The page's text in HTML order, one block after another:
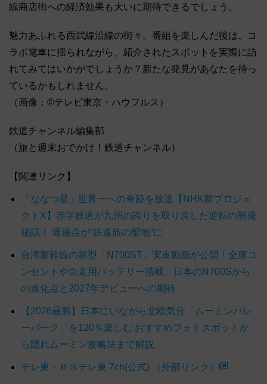
線商店街への経済効果も大いに期待できるでしょう。
魅力あふれる西武線沿線の街々。番組を楽しんだ後は、コ
ラボ電車に揺られながら、紹介されたスポットを実際に訪
れてみてはいかがでしょうか？新たな発見があなたを待っ
ているかもしれません。
（画像：©テレビ東京・ハウフルス）
鉄道チャンネル編集部
（旅と週末おでかけ！鉄道チャンネル）
【関連リンク】
「ななつ星」世界一への奇跡を放送【NHK新プロジェ
クトX】赤字鉄道が九州の誇りを取り戻した逆転の開発
秘話！ 通過点が“鉄道旅の聖地”に
台湾新幹線の新型「N700ST」実車動画が公開！全席コ
ンセントや自走用バッテリー搭載、日本のN700Sから
の進化点と2027年デビューへの期待
【2026最新】日本にいながら北欧気分「ムーミンバレ
ーパーク」を120％楽しむ おすすめフォトスポットか
ら隠れムーミン攻略法まで解説
テレ東・ＢＳテレ東 7ch(公式) （外部リンク）